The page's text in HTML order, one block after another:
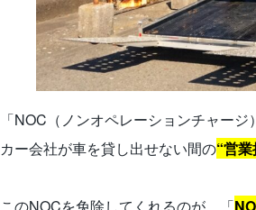
「NOC（ノンオペレーションチャー
カー会社が車を貸し出せない間の“営
このNOCを免除してくれるのが、「